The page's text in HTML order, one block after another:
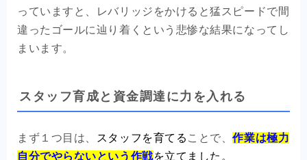
っていますと、レバリッジをかけると猛スピードで間
違ったゴールに辿り着くという悲惨な結果になってし
まいます。
スタッフ育成と資金調達に力を入れる
まず１つ目は、 スタッフを育てる ことで、作業は極力
自分でやらないという作戦を立てました。